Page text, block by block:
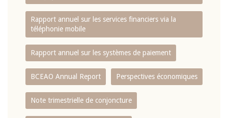
Rapport annuel sur les services financiers via la
téléphonie mobile
Rapport annuel sur les systèmes de paiement
BCEAO Annual Report Perspectives économiques
Note trimestrielle de conjoncture